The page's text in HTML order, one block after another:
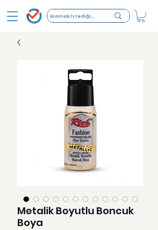
Metalik Boyutlu Boncuk
Boya